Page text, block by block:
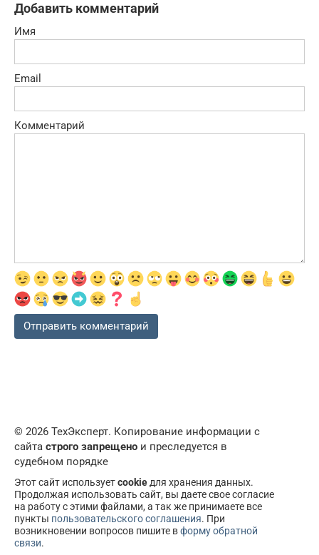
Добавить комментарий
Имя
Email
Комментарий
© 2026 ТехЭксперт. Копирование информации с
сайта строго запрещено и преследуется в
судебном порядке
Этот сайт используетcookieдля хранения данных.
Продолжая использовать сайт, вы даете свое согласие
на работу с этими файлами, а так же принимаете все
пункты пользовательского соглашения. При
возникновении вопросов пишите вформу обратной
связи.